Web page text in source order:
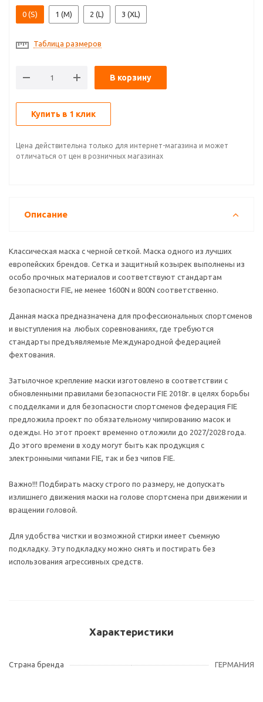
0 (S) 1 (M) 2 (L) 3 (XL)
Таблица размеров
В корзину
Купить в 1 клик
Цена действительна только для интернет-магазина и может
отличаться от цен в розничных магазинах
Описание
Классическая маска с черной сеткой. Маска одного из лучших
европейских брендов. Сетка и защитный козырек выполнены из
особо прочных материалов и соответствуют стандартам
безопасности FIE, не менее 1600N и 800N соответственно.
Данная маска предназначена для профессиональных спортсменов
и выступления на любых соревнованиях, где требуются
стандарты предъявляемые Международной федерацией
фехтования.
Затылочное крепление маски изготовлено в соответствии с
обновленными правилами безопасности FIE 2018г. в целях борьбы
с подделками и для безопасности спортсменов федерация FIE
предложила проект по обязательному чипированию масок и
одежды. Но этот проект временно отложили до 2027/2028 года.
До этого времени в ходу могут быть как продукция с
электронными чипами FIE, так и без чипов FIE.
Важно!!! Подбирать маску строго по размеру, не допускать
излишнего движения маски на голове спортсмена при движении и
вращении головой.
Для удобства чистки и возможной стирки имеет съемную
подкладку. Эту подкладку можно снять и постирать без
использования агрессивных средств.
Характеристики
Страна бренда ГЕРМАНИЯ